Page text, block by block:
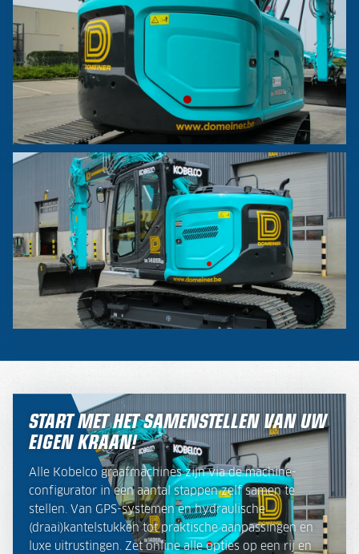
START MET HET SAMENSTELLEN VAN UW
EIGEN KRAAN!
Alle Kobelco graafmachines zijn via de machine-
configurator in een aantal stappen zelf samen te
stellen. Van GPS-systemen en hydraulische
(draai)kantelstukken tot praktische aanpassingen en
luxe uitrustingen. Zet online alle opties op een rij en